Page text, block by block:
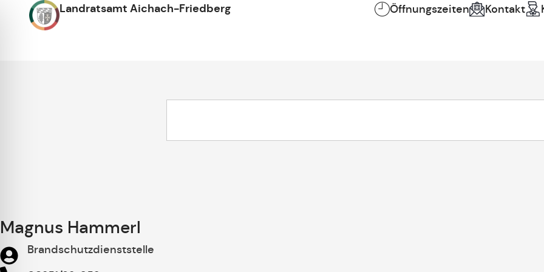
Landratsamt Aichach-Friedberg Öffnungszeiten Kontakt
Magnus Hammerl
Brandschutzdienststelle